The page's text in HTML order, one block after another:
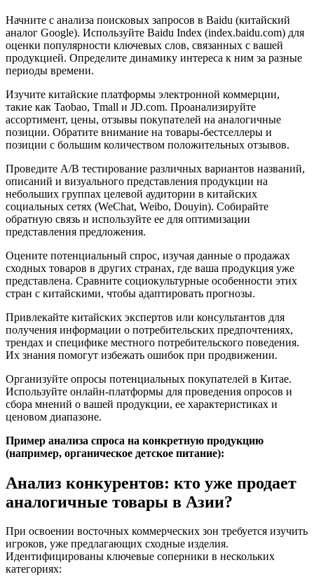
Начните с анализа поисковых запросов в Baidu (китайский
аналог Google). Используйте Baidu Index (index.baidu.com) для
оценки популярности ключевых слов, связанных с вашей
продукцией. Определите динамику интереса к ним за разные
периоды времени.
Изучите китайские платформы электронной коммерции,
такие как Taobao, Tmall и JD.com. Проанализируйте
ассортимент, цены, отзывы покупателей на аналогичные
позиции. Обратите внимание на товары-бестселлеры и
позиции с большим количеством положительных отзывов.
Проведите A/B тестирование различных вариантов названий,
описаний и визуального представления продукции на
небольших группах целевой аудитории в китайских
социальных сетях (WeChat, Weibo, Douyin). Собирайте
обратную связь и используйте ее для оптимизации
представления предложения.
Оцените потенциальный спрос, изучая данные о продажах
сходных товаров в других странах, где ваша продукция уже
представлена. Сравните социокультурные особенности этих
стран с китайскими, чтобы адаптировать прогнозы.
Привлекайте китайских экспертов или консультантов для
получения информации о потребительских предпочтениях,
трендах и специфике местного потребительского поведения.
Их знания помогут избежать ошибок при продвижении.
Организуйте опросы потенциальных покупателей в Китае.
Используйте онлайн-платформы для проведения опросов и
сбора мнений о вашей продукции, ее характеристиках и
ценовом диапазоне.
Пример анализа спроса на конкретную продукцию
(например, органическое детское питание):
Анализ конкурентов: кто уже продает
аналогичные товары в Азии?
При освоении восточных коммерческих зон требуется изучить
игроков, уже предлагающих сходные изделия.
Идентифицированы ключевые соперники в нескольких
категориях: